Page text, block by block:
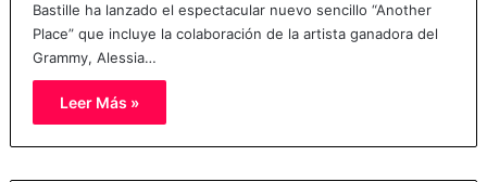
Bastille ha lanzado el espectacular nuevo sencillo “Another
Place” que incluye la colaboración de la artista ganadora del
Grammy, Alessia…
Leer Más »